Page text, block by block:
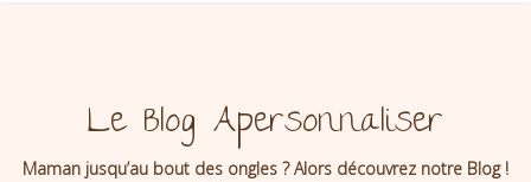
Le Blog Apersonnaliser
Maman jusqu’au bout des ongles ? Alors découvrez notre Blog !